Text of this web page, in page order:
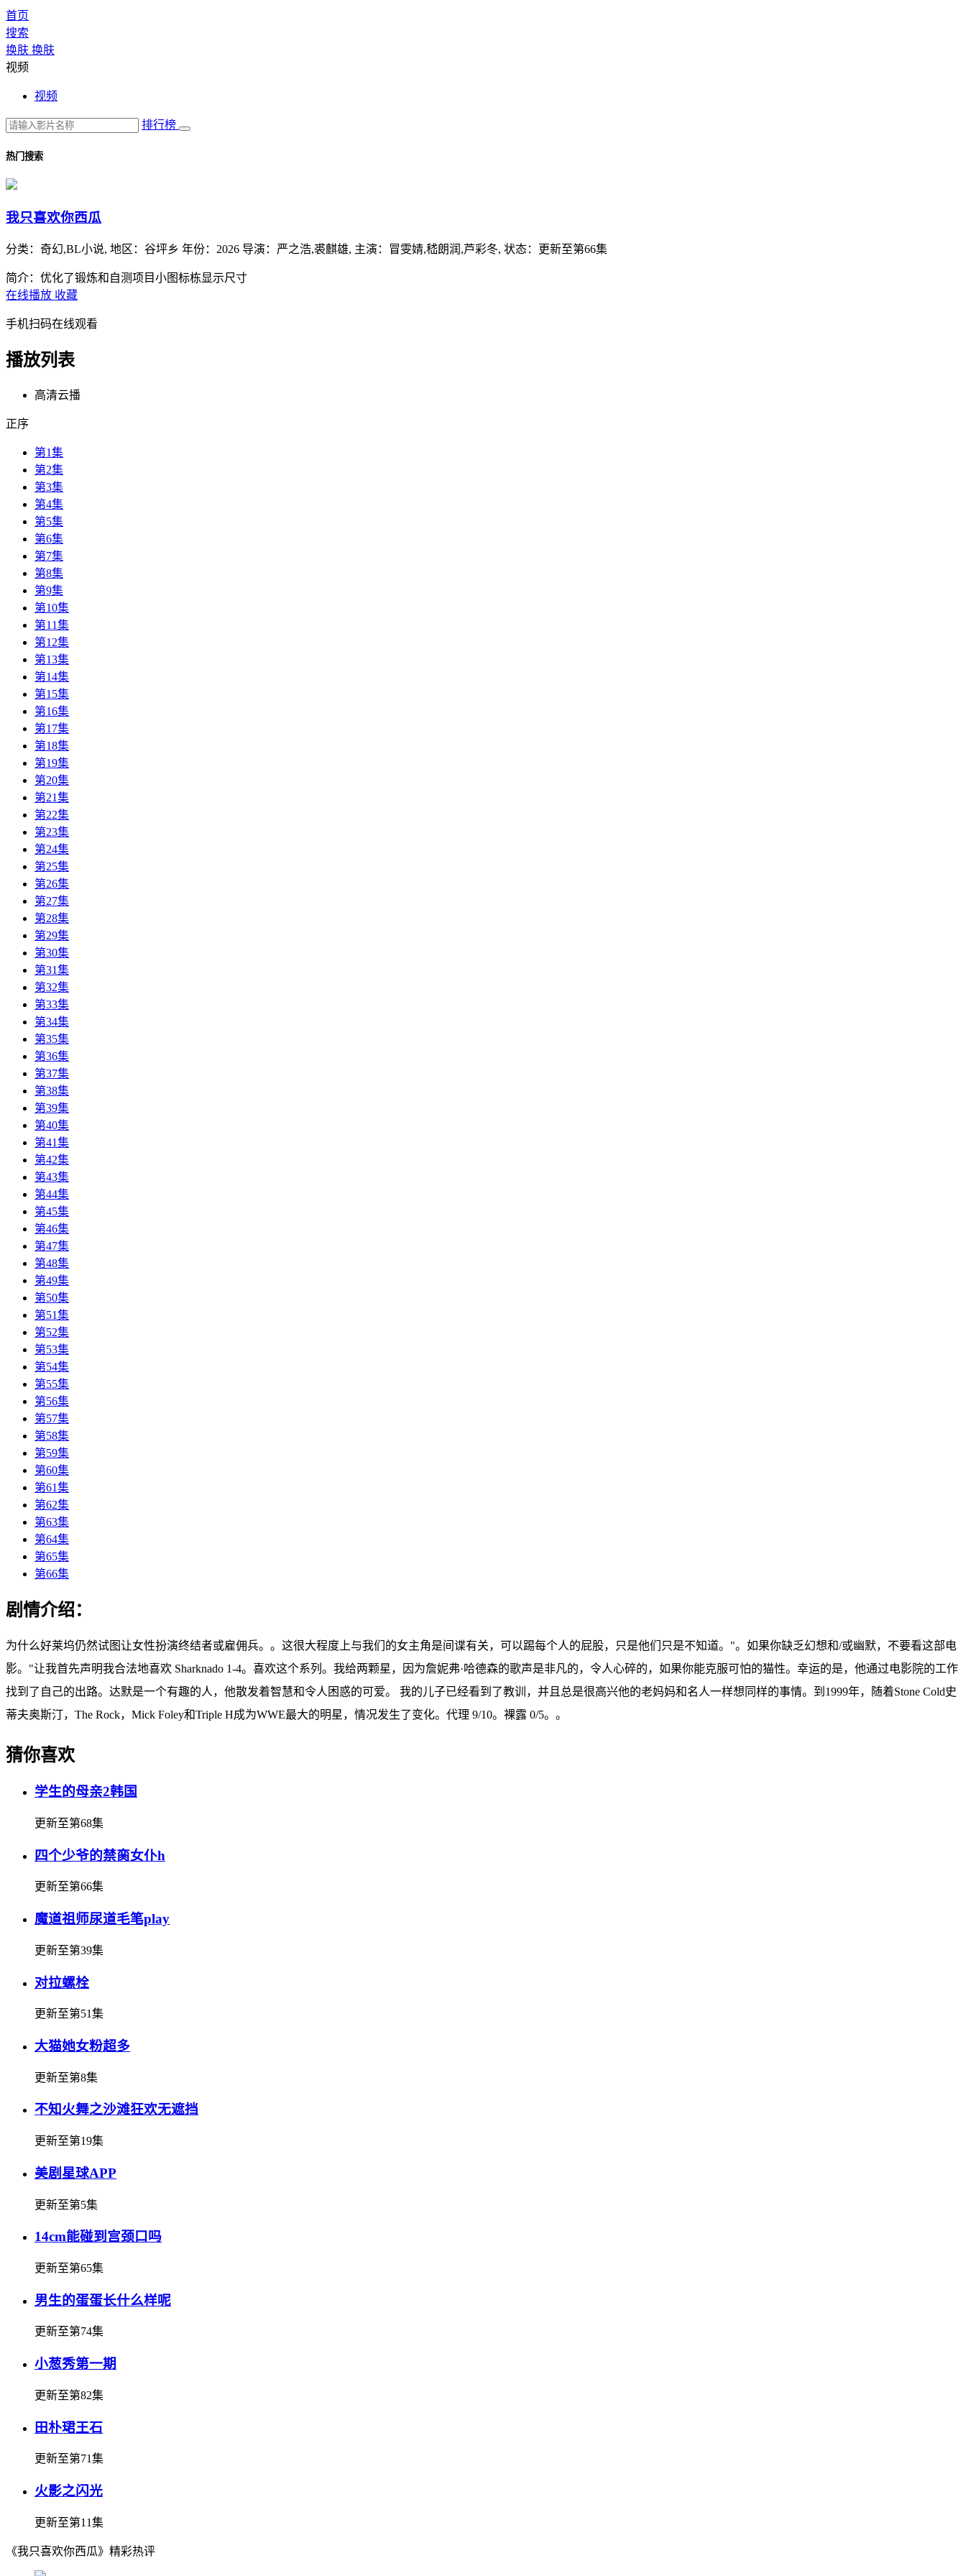
首页
搜索
换肤 换肤
视频
视频
排行榜
热门搜索
我只喜欢你西瓜
分类： 奇幻,BL小说, 地区： 谷坪乡 年份： 2026 导演： 严之浩,裘麒雄, 主演： 冒雯婧,嵇朗润,芦彩冬, 状态：更新至第66集
简介：优化了锻炼和自测项目小图标栋显示尺寸
在线播放 收藏
手机扫码在线观看
播放列表
高清云播
正序
第1集
第2集
第3集
第4集
第5集
第6集
第7集
第8集
第9集
第10集
第11集
第12集
第13集
第14集
第15集
第16集
第17集
第18集
第19集
第20集
第21集
第22集
第23集
第24集
第25集
第26集
第27集
第28集
第29集
第30集
第31集
第32集
第33集
第34集
第35集
第36集
第37集
第38集
第39集
第40集
第41集
第42集
第43集
第44集
第45集
第46集
第47集
第48集
第49集
第50集
第51集
第52集
第53集
第54集
第55集
第56集
第57集
第58集
第59集
第60集
第61集
第62集
第63集
第64集
第65集
第66集
剧情介绍：
为什么好莱坞仍然试图让女性扮演终结者或雇佣兵。。这很大程度上与我们的女主角是间谍有关，可以踢每个人的屁股，只是他们只是不知道。"。如果你缺乏幻想和/或幽默，不要看这部电
影。"让我首先声明我合法地喜欢 Sharknado 1-4。喜欢这个系列。我给两颗星，因为詹妮弗·哈德森的歌声是非凡的，令人心碎的，如果你能克服可怕的猫性。幸运的是，他通过电影院的工作
找到了自己的出路。达默是一个有趣的人，他散发着智慧和令人困惑的可爱。 我的儿子已经看到了教训，并且总是很高兴他的老妈妈和名人一样想同样的事情。到1999年，随着Stone Cold史
蒂夫奥斯汀，The Rock，Mick Foley和Triple H成为WWE最大的明星，情况发生了变化。代理 9/10。裸露 0/5。。
猜你喜欢
学生的母亲2韩国
更新至第68集
四个少爷的禁脔女仆h
更新至第66集
魔道祖师尿道毛笔play
更新至第39集
对拉螺栓
更新至第51集
大猫她女粉超多
更新至第8集
不知火舞之沙滩狂欢无遮挡
更新至第19集
美剧星球APP
更新至第5集
14cm能碰到宫颈口吗
更新至第65集
男生的蛋蛋长什么样呢
更新至第74集
小葱秀第一期
更新至第82集
田朴珺王石
更新至第71集
火影之闪光
更新至第11集
《我只喜欢你西瓜》精彩热评